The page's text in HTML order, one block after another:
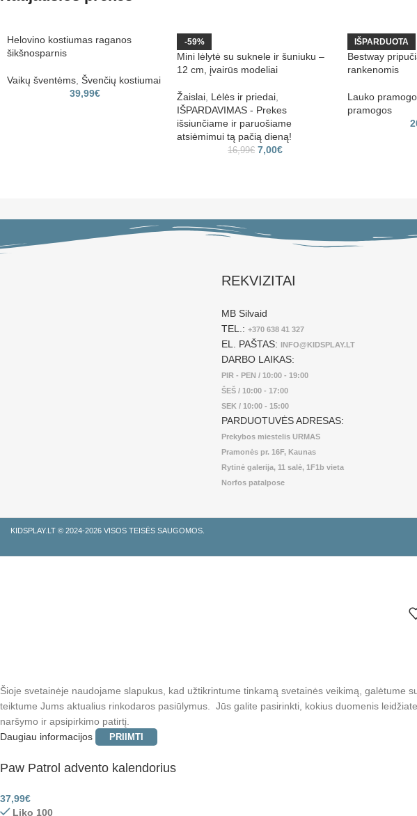
Helovino kostiumas raganos
šikšnosparnis
Vaikų šventėms Švenčių kostiumai
39,99€
-59%
Mini lėlytė su suknele ir šuniuku –
12 cm, įvairūs modeliai
Žaislai Lėlės ir priedai
IŠPARDAVIMAS - Prekes
išsiunčiame ir paruošiame
atsiėmimui tą pačią dieną!
16,99€ 7,00€
IŠPARDUOTA
Bestway
rankenomis
Lauko
pramogos
REKVIZITAI
MB Silvaid
TEL.: +370 638 41 327
EL. PAŠTAS: INFO@KIDSPLAY.LT
DARBO LAIKAS:
PIR - PEN / 10:00 - 19:00
ŠEŠ / 10:00 - 17:00
SEK / 10:00 - 15:00
PARDUOTUVĖS ADRESAS:
Prekybos miestelis URMAS
Pramonės pr. 16F, Kaunas
Rytinė galerija, 11 salė, 1F1b vieta
Norfos patalpose
KIDSPLAY.LT ©2024-2026 VISOS TEISĖS SAUGOMOS.
Šioje svetainėje naudojame slapukus, kad užtikrintume tinkamą svetainės veikimą,
teiktume Jums aktualius rinkodaros pasiūlymus. Jūs galite pasirinkti, kokius duomenis
naršymo ir apsipirkimo patirtį.
Daugiau informacijos
PRIIMTI
Paw Patrol advento kalendorius
37,99€
Liko 100